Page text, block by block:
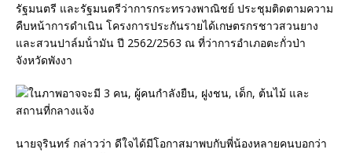
รัฐมนตรี และรัฐมนตรีว่าการกระทรวงพาณิชย์ ประชุมติดตามความ
คืบหน้าการดําเนิน โครงการประกันรายได้เกษตรกรชาวสวนยาง
และสวนปาล์มน้ํามัน ปี 2562/2563 ณ ที่ว่าการอําเภอตะกั่วป่า
จังหวัดพังงา
นายจุรินทร์ กล่าวว่า ดีใจได้มีโอกาสมาพบกับพี่น้องหลายคนบอกว่า